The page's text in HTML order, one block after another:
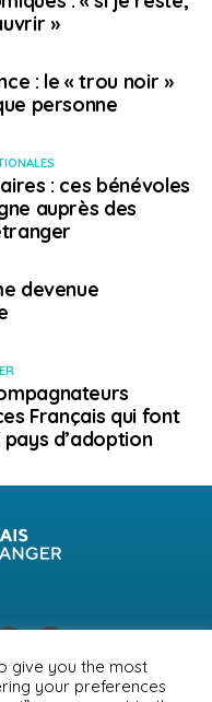
de mesurer l’atteinte
la formation et des
des ventes
de services export
repreneurs
fête ses 50 ans en
»
: le « trou noir »
personne
: ces bénévoles
auprès des
devenue
Français qui font
d’adoption
give you the most
your preferences